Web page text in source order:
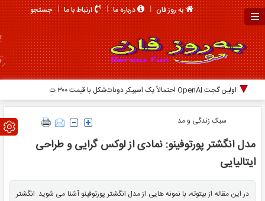
به روز فان درباره ما ارتباط با ما جستجو
خواهد بود
سبک زندگی و مد
مدل انگشتر پورتوفینو: نمادی از لوکس گرایی و طراحی
ایتالیایی
در این مقاله از بیتوته، با نمونه هایی از مدل انگشتر پورتوفینو آشنا می شوید. انگشتر